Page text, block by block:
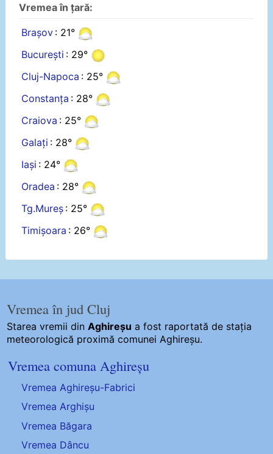
Vremea în țară:
Brașov : 21°
București : 29°
Cluj-Napoca : 25°
Constanța : 28°
Craiova : 25°
Galați : 28°
Iași : 24°
Oradea : 28°
Tg.Mureș : 25°
Timișoara : 26°
Vremea în jud Cluj
Starea vremii dinAghireșu a fost raportată de stația
meteorologică proximă comunei Aghireșu.
Vremea comuna Aghireșu
Vremea Aghireșu-Fabrici
Vremea Arghișu
Vremea Băgara
Vremea Dâncu